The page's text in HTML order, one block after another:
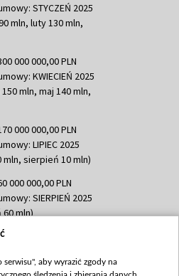
STYCZEŃ 2025
mln, luty 130 mln,
000 000,00 PLN
KWIECIEŃ 2025
mln, maj 140 mln,
000 000,00 PLN
LIPIEC 2025
mln, sierpień 10 mln)
000 000,00 PLN
SIERPIEŃ 2025
mln)
783 051,21 PLN
mln, październik 350
aby wyrazić zgody na